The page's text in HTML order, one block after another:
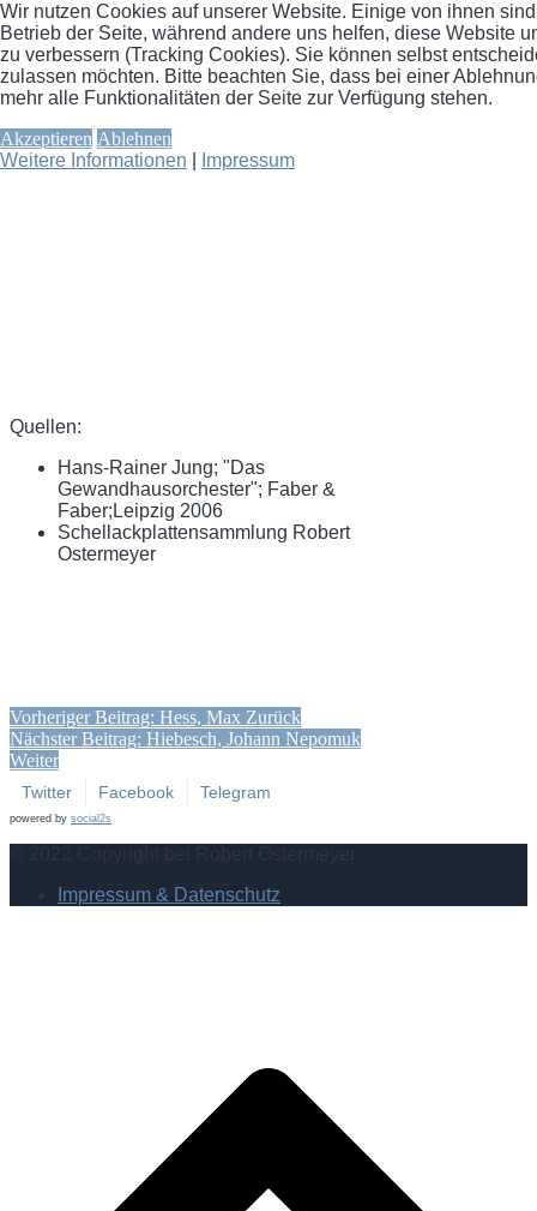
Quellen:
Hans-Rainer Jung; "Das
Gewandhausorchester"; Faber &
Faber;Leipzig 2006
Schellackplattensammlung Robert
Ostermeyer
Vorheriger Beitrag: Hess, Max Zurück
Nächster Beitrag: Hiebesch, Johann Nepomuk
Weiter
Twitter Facebook Telegram
powered by social2s
Impressum & Datenschutz
Wir nutzen Cookies auf unserer Website. Einige von ihnen
Betrieb der Seite, während andere uns helfen, diese Website
zu verbessern (Tracking Cookies). Sie können selbst
zulassen möchten. Bitte beachten Sie, dass bei einer
mehr alle Funktionalitäten der Seite zur Verfügung stehen.
Akzeptieren Ablehnen
Weitere Informationen
Impressum